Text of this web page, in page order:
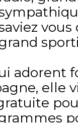
vous
adorent
elle